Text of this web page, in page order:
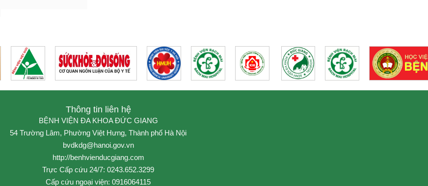
Thông tin liên hệ
BỆNH VIỆN ĐA KHOA ĐỨC GIANG
54 Trường Lâm, Phường Việt Hưng, Thành phố Hà Nội
bvdkdg@hanoi.gov.vn
http://benhvienducgiang.com
Trực Cấp cứu 24/7: 0243.652.3299
Cấp cứu ngoại viện: 0916064115